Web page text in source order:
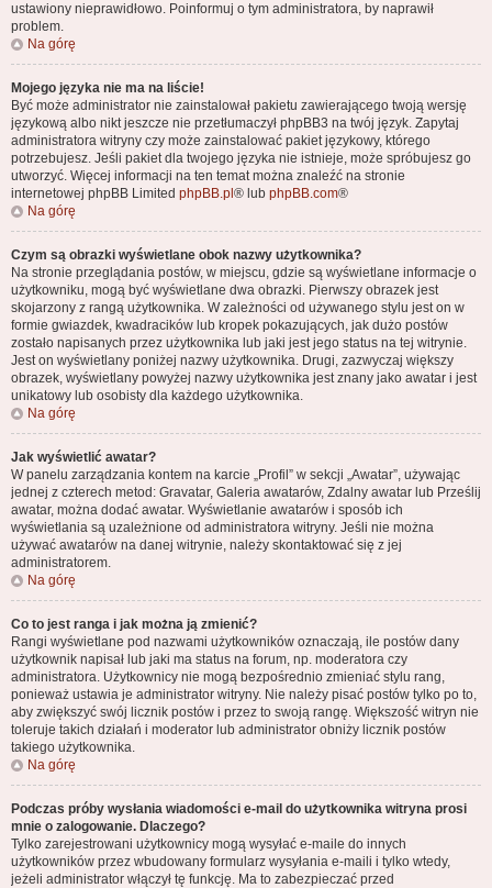
ustawiony nieprawidłowo. Poinformuj o tym administratora, by naprawił
problem.
Na górę
Mojego języka nie ma na liście!
Być może administrator nie zainstalował pakietu zawierającego twoją wersję
językową albo nikt jeszcze nie przetłumaczył phpBB3 na twój język. Zapytaj
administratora witryny czy może zainstalować pakiet językowy, którego
potrzebujesz. Jeśli pakiet dla twojego języka nie istnieje, może spróbujesz go
utworzyć. Więcej informacji na ten temat można znaleźć na stronie
internetowej phpBB Limited phpBB.pl ® lub phpBB.com®
Na górę
Czym są obrazki wyświetlane obok nazwy użytkownika?
Na stronie przeglądania postów, w miejscu, gdzie są wyświetlane informacje o
użytkowniku, mogą być wyświetlane dwa obrazki. Pierwszy obrazek jest
skojarzony z rangą użytkownika. W zależności od używanego stylu jest on w
formie gwiazdek, kwadracików lub kropek pokazujących, jak dużo postów
zostało napisanych przez użytkownika lub jaki jest jego status na tej witrynie.
Jest on wyświetlany poniżej nazwy użytkownika. Drugi, zazwyczaj większy
obrazek, wyświetlany powyżej nazwy użytkownika jest znany jako awatar i jest
unikatowy lub osobisty dla każdego użytkownika.
Na górę
Jak wyświetlić awatar?
W panelu zarządzania kontem na karcie „Profil” w sekcji „Awatar”, używając
jednej z czterech metod: Gravatar, Galeria awatarów, Zdalny awatar lub Prześlij
awatar, można dodać awatar. Wyświetlanie awatarów i sposób ich
wyświetlania są uzależnione od administratora witryny. Jeśli nie można
używać awatarów na danej witrynie, należy skontaktować się z jej
administratorem.
Na górę
Co to jest ranga i jak można ją zmienić?
Rangi wyświetlane pod nazwami użytkowników oznaczają, ile postów dany
użytkownik napisał lub jaki ma status na forum, np. moderatora czy
administratora. Użytkownicy nie mogą bezpośrednio zmieniać stylu rang,
ponieważ ustawia je administrator witryny. Nie należy pisać postów tylko po to,
aby zwiększyć swój licznik postów i przez to swoją rangę. Większość witryn nie
toleruje takich działań i moderator lub administrator obniży licznik postów
takiego użytkownika.
Na górę
Podczas próby wysłania wiadomości e-mail do użytkownika witryna prosi
mnie o zalogowanie. Dlaczego?
Tylko zarejestrowani użytkownicy mogą wysyłać e-maile do innych
użytkowników przez wbudowany formularz wysyłania e-maili i tylko wtedy,
jeżeli administrator włączył tę funkcję. Ma to zabezpieczać przed